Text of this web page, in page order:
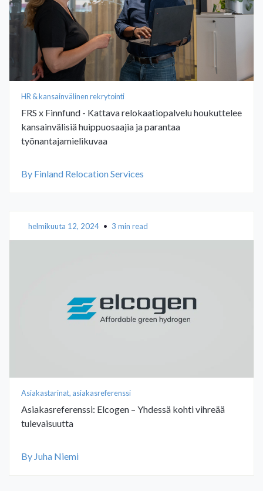
HR & kansainvälinen rekrytointi
FRS x Finnfund - Kattava relokaatiopalvelu houkuttelee
kansainvälisiä huippuosaajia ja parantaa
työnantajamielikuvaa
By Finland Relocation Services
helmikuuta 12, 2024 • 3 min read
Asiakastarinat, asiakasreferenssi
Asiakasreferenssi: Elcogen – Yhdessä kohti vihreää
tulevaisuutta
By Juha Niemi